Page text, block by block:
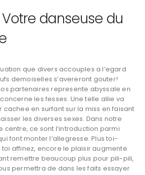
danseuse du
que divers accouples a l’egard
demoiselles s’avereront gouter!
partenaires represente abyssale en
les fesses. Une telle allie va
cachee en surfant sur la miss en faisant
les diverses sexes. Dans notre
centre, ce sont l’introduction parmi
font monter l’allegresse. Plus toi-
affinez, encore le plaisir augmente.
remettre beaucoup plus pour pili-pili,
permettra de dans les faits essayer